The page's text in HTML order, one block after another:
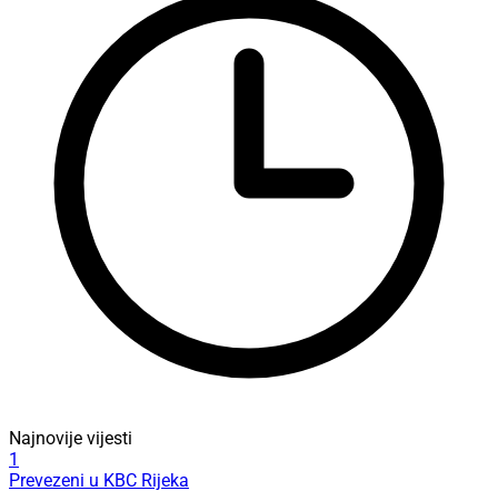
Najnovije vijesti
1
Prevezeni u KBC Rijeka